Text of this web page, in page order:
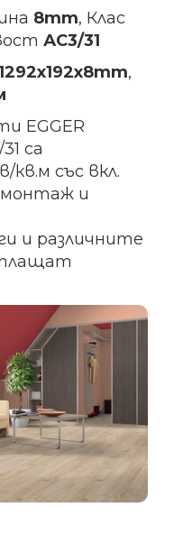
8mm, Клас
АС3/31
mm,
EGGER
са
кв.м със вкл.
монтаж и
и различните